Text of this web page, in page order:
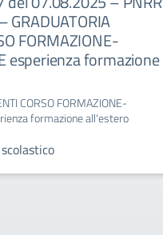
FORMAZIONE-
esperienza formazione
CORSO FORMAZIONE-
formazione all'estero